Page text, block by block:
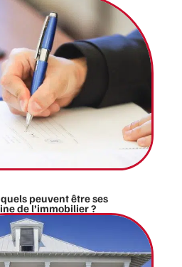
peuvent être ses
de l’immobilier ?